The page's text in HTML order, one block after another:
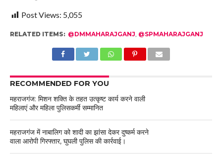
Post Views: 5,055
RELATED ITEMS: @DMMAHARAJGANJ @SPMAHARAJGANJ
RECOMMENDED FOR YOU
महराजगंज: मिशन शक्ति के तहत उत्कृष्ट कार्य करने वाली
महिलाएं और महिला पुलिसकर्मी सम्मानित
महराजगंज में नाबालिग को शादी का झांसा देकर दुष्कर्म करने
वाला आरोपी गिरफ्तार, घुघली पुलिस की कार्रवाई।